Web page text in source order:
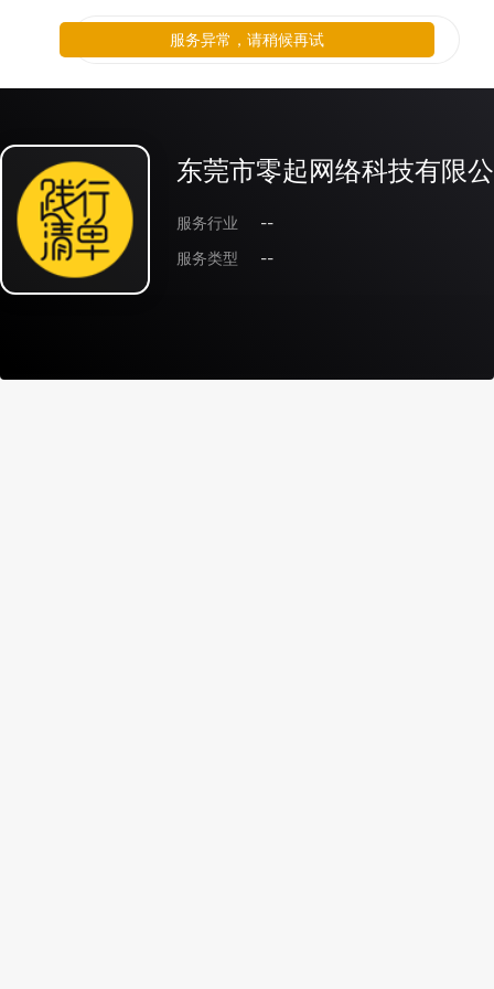
东莞市零起网络科技有限
服务行业
--
服务类型
--
服务异常，请稍候再试